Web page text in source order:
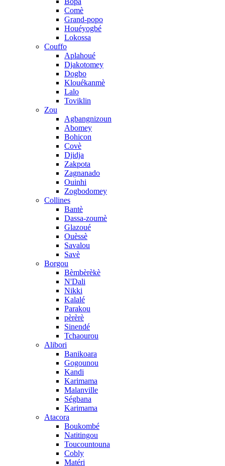
Comè
Grand-popo
Houéyogbé
Lokossa
Couffo
Aplahoué
Djakotomey
Dogbo
Klouékanmè
Lalo
Toviklin
Zou
Agbangnizoun
Abomey
Bohicon
Covè
Djidja
Zakpota
Zagnanado
Ouinhi
Zogbodomey
Collines
Bantè
Dassa-zoumè
Glazoué
Ouèssè
Savalou
Savè
Borgou
Bèmbèrèkè
N'Dali
Nikki
Kalalé
Parakou
pèrèrè
Sinendé
Tchaourou
Alibori
Banikoara
Gogounou
Kandi
Karimama
Malanville
Ségbana
Karimama
Atacora
Boukombé
Natitingou
Toucountouna
Cobly
Matéri